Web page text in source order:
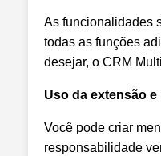
As funcionalidades
todas as funções
desejar, o CRM
Uso da extensão
Você pode criar
responsabilidade